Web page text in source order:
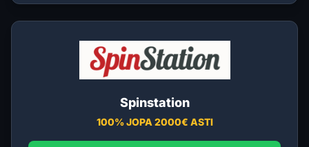
Spinstation
100% JOPA 2000€ ASTI